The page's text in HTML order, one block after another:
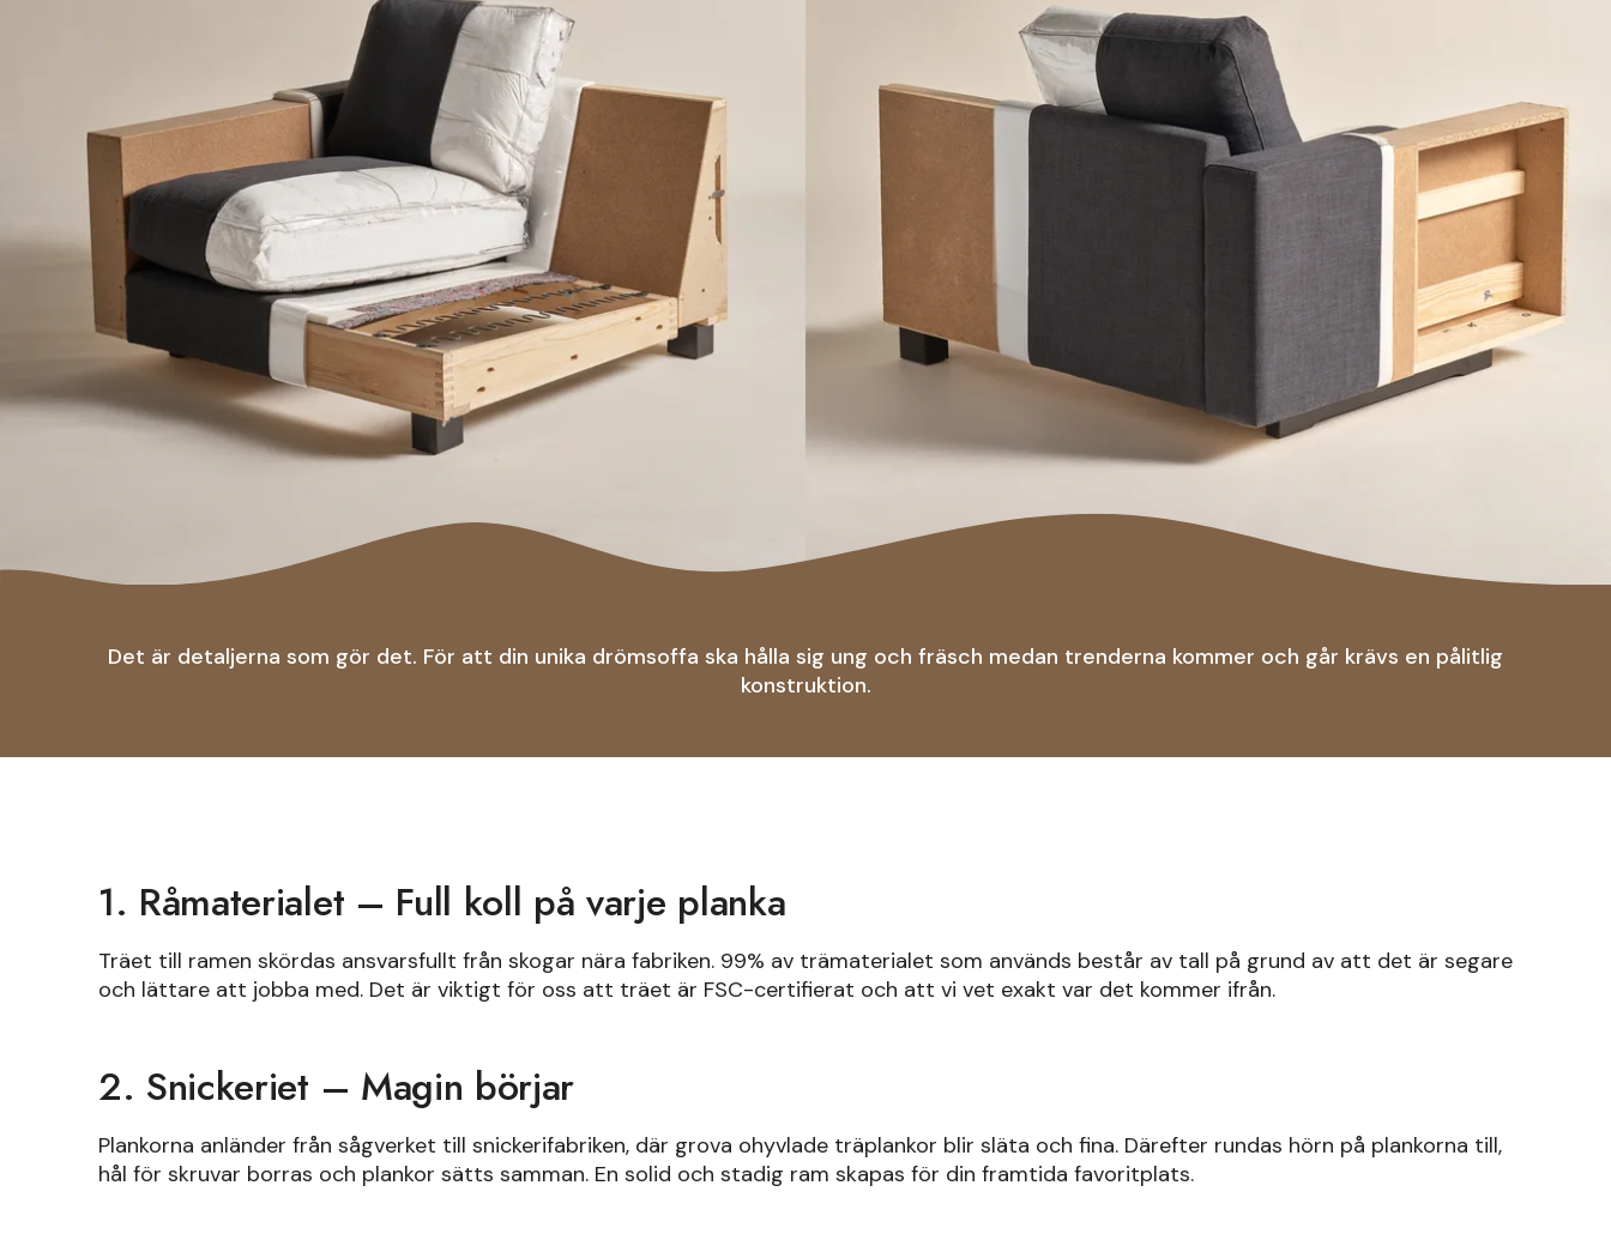
Det är detaljerna som gör det. För att din unika drömsoffa ska hålla sig ung och fräsch medan trenderna kommer och går krävs en pålitlig
konstruktion.
1. Råmaterialet – Full koll på varje planka
Träet till ramen skördas ansvarsfullt från skogar nära fabriken. 99% av trämaterialet som används består av tall på grund av att det är segare
och lättare att jobba med. Det är viktigt för oss att träet är FSC-certifierat och att vi vet exakt var det kommer ifrån.
2. Snickeriet – Magin börjar
Plankorna anländer från sågverket till snickerifabriken, där grova ohyvlade träplankor blir släta och fina. Därefter rundas hörn på plankorna till,
hål för skruvar borras och plankor sätts samman. En solid och stadig ram skapas för din framtida favoritplats.